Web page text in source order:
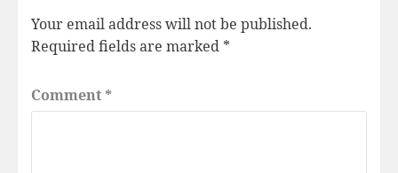
Your email address will not be published.
Required fields are marked *
Comment *